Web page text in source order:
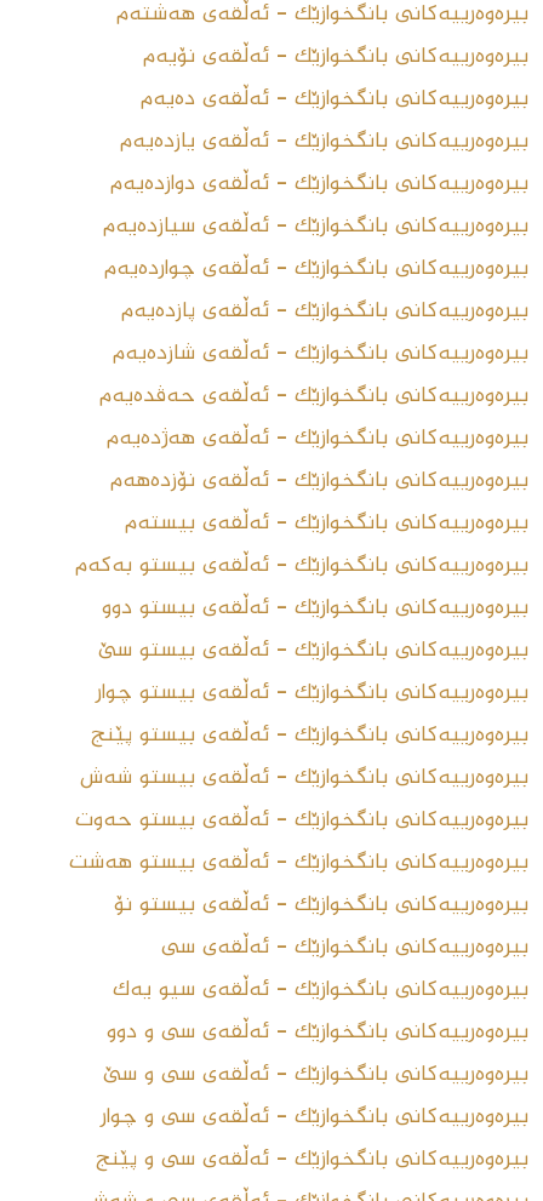
بیرەوەرییەکانى بانگخوازێک - ئەڵقەى هەشتەم
بیرەوەرییەکانى بانگخوازێک - ئەڵقەى نۆیەم
بیرەوەرییەکانى بانگخوازێک - ئەڵقەى دەیەم
بیرەوەرییەکانى بانگخوازێک - ئەڵقەى یازدەیەم
بیرەوەرییەکانى بانگخوازێک - ئەڵقەى دوازدەیەم
بیرەوەرییەکانى بانگخوازێک - ئەڵقەى سیازدەیەم
بیرەوەرییەکانى بانگخوازێک - ئەڵقەى چواردەیەم
بیرەوەرییەکانى بانگخوازێک - ئەڵقەى پازدەیەم
بیرەوەرییەکانى بانگخوازێک - ئەڵقەى شازدەیەم
بیرەوەرییەکانى بانگخوازێک - ئەڵقەى حەڤدەیەم
بیرەوەرییەکانى بانگخوازێک - ئەڵقەى هەژدەیەم
بیرەوەرییەکانى بانگخوازێک - ئەڵقەى نۆزدەهەم
بیرەوەرییەکانى بانگخوازێک - ئەڵقەى بیستەم
بیرەوەرییەکانى بانگخوازێک - ئەڵقەى بیستو بەکەم
بیرەوەرییەکانى بانگخوازێک - ئەڵقەى بیستو دوو
بیرەوەرییەکانى بانگخوازێک - ئەڵقەى بیستو سێ
بیرەوەرییەکانى بانگخوازێک - ئەڵقەى بیستو چوار
بیرەوەرییەکانى بانگخوازێک - ئەڵقەى بیستو پێنج
بیرەوەرییەکانى بانگخوازێک - ئەڵقەى بیستو شەش
بیرەوەرییەکانى بانگخوازێک - ئەڵقەى بیستو حەوت
بیرەوەرییەکانى بانگخوازێک - ئەڵقەى بیستو هەشت
بیرەوەرییەکانى بانگخوازێک - ئەڵقەى بیستو نۆ
بیرەوەرییەکانى بانگخوازێک - ئەڵقەى سى
بیرەوەرییەکانى بانگخوازێک - ئەڵقەى سیو یەک
بیرەوەرییەکانى بانگخوازێک - ئەڵقەى سی و دوو
بیرەوەرییەکانى بانگخوازێک - ئەڵقەى سی و سێ
بیرەوەرییەکانی بانگخوازێک - ئەڵقەى سی و چوار
بیرەوەرییەکانی بانگخوازێک - ئەڵقەى سی و پێنج